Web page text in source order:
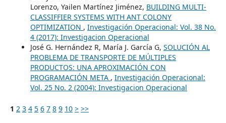
Lorenzo, Yailen Martínez Jiménez, BUILDING MULTI-
CLASSIFFIER SYSTEMS WITH ANT COLONY
OPTIMIZATION , Investigación Operacional: Vol. 38 No.
4 (2017): Investigacion Operacional
José G. Hernández R, María J. García G, SOLUCIÓN AL
PROBLEMA DE TRANSPORTE DE MÚLTIPLES
PRODUCTOS: UNA APROXIMACIÓN CON
PROGRAMACIÓN META , Investigación Operacional:
Vol. 25 No. 2 (2004): Investigacion Operacional
1 2 3 4 5 6 7 8 9 10 > >>